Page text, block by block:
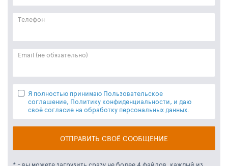
Телефон
Email (не обязательно)
Я полностью принимаю Пользовательское
соглашение, Политику конфиденциальности, и даю
своё согласие на обработку персональных данных.
ОТПРАВИТЬ СВОЁ СООБЩЕНИЕ